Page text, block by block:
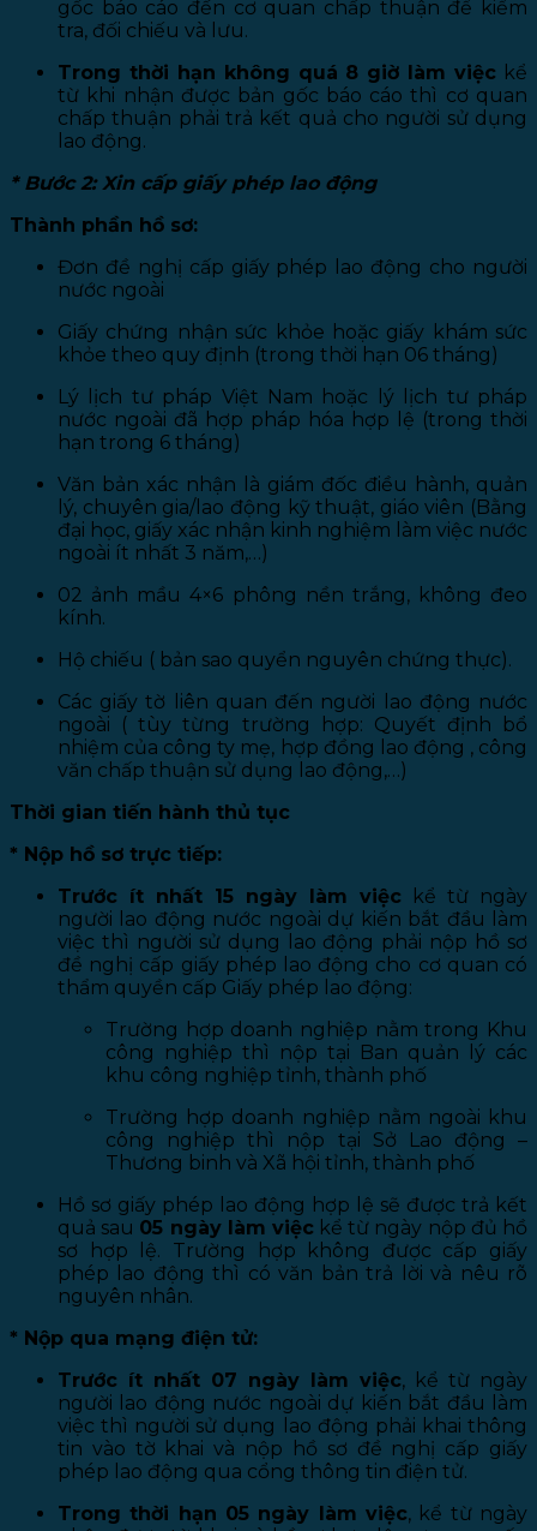
gốc báo cáo đến cơ quan chấp thuận để kiểm
tra, đối chiếu và lưu.
Trong thời hạn không quá 8 giờ làm việc kể
từ khi nhận được bản gốc báo cáo thì cơ quan
chấp thuận phải trả kết quả cho người sử dụng
lao động.
* Bước 2: Xin cấp giấy phép lao động
Thành phần hồ sơ:
Đơn đề nghị cấp giấy phép lao động cho người
nước ngoài
Giấy chứng nhận sức khỏe hoặc giấy khám sức
khỏe theo quy định (trong thời hạn 06 tháng)
Lý lịch tư pháp Việt Nam hoặc lý lịch tư pháp
nước ngoài đã hợp pháp hóa hợp lệ (trong thời
hạn trong 6 tháng)
Văn bản xác nhận là giám đốc điều hành, quản
lý, chuyên gia/lao động kỹ thuật, giáo viên (Bằng
đại học, giấy xác nhận kinh nghiệm làm việc nước
ngoài ít nhất 3 năm,…)
02 ảnh mầu 4×6 phông nền trắng, không đeo
kính.
Hộ chiếu ( bản sao quyển nguyên chứng thực).
Các giấy tờ liên quan đến người lao động nước
ngoài ( tùy từng trường hợp: Quyết định bổ
nhiệm của công ty mẹ, hợp đồng lao động , công
văn chấp thuận sử dụng lao động,…)
Thời gian tiến hành thủ tục
* Nộp hồ sơ trực tiếp:
Trước ít nhất 15 ngày làm việc kể từ ngày
người lao động nước ngoài dự kiến bắt đầu làm
việc thì người sử dụng lao động phải nộp hồ sơ
đề nghị cấp giấy phép lao động cho cơ quan có
thẩm quyền cấp Giấy phép lao động:
Trường hợp doanh nghiệp nằm trong Khu
công nghiệp thì nộp tại Ban quản lý các
khu công nghiệp tỉnh, thành phố
Trường hợp doanh nghiệp nằm ngoài khu
công nghiệp thì nộp tại Sở Lao động –
Thương binh và Xã hội tỉnh, thành phố
Hồ sơ giấy phép lao động hợp lệ sẽ được trả kết
quả sau 05 ngày làm việc kể từ ngày nộp đủ hồ
sơ hợp lệ. Trường hợp không được cấp giấy
phép lao động thì có văn bản trả lời và nêu rõ
nguyên nhân.
* Nộp qua mạng điện tử:
Trước ít nhất 07 ngày làm việc, kể từ ngày
người lao động nước ngoài dự kiến bắt đầu làm
việc thì người sử dụng lao động phải khai thông
tin vào tờ khai và nộp hồ sơ đề nghị cấp giấy
phép lao động qua cổng thông tin điện tử.
Trong thời hạn 05 ngày làm việc, kể từ ngày